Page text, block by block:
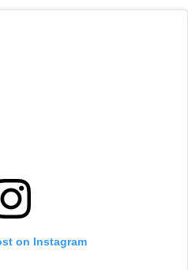
on Instagram